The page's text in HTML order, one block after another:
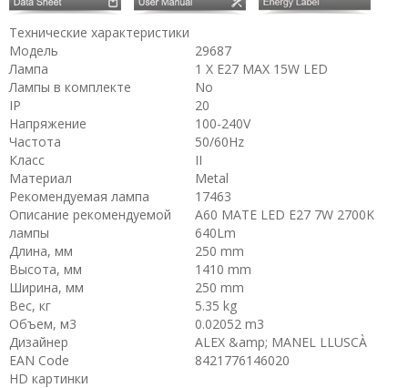
Технические характеристики
Модель
29687
Лампа
1 X E27 MAX 15W LED
Лампы в комплекте
No
IP
20
Напряжение
100-240V
Частота
50/60Hz
Класс
II
Материал
Metal
Рекомендуемая лампа
17463
Описание рекомендуемой
лампы
A60 MATE LED E27 7W 2700K
640Lm
Длина, мм
250 mm
Высота, мм
1410 mm
Ширина, мм
250 mm
Вес, кг
5.35 kg
Объем, м3
0.02052 m3
Дизайнер
ALEX &amp; MANEL LLUSCÀ
EAN Code
8421776146020
HD картинки